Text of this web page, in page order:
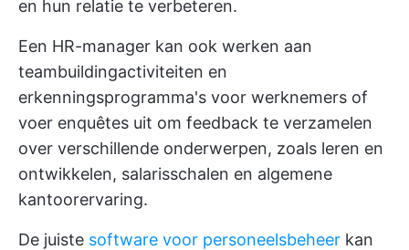
en hun relatie te verbeteren.
Een HR-manager kan ook werken aan
teambuildingactiviteiten en
erkenningsprogramma's voor werknemers of
voer enquêtes uit om feedback te verzamelen
over verschillende onderwerpen, zoals leren en
ontwikkelen, salarisschalen en algemene
kantoorervaring.
De juiste software voor personeelsbeheer kan